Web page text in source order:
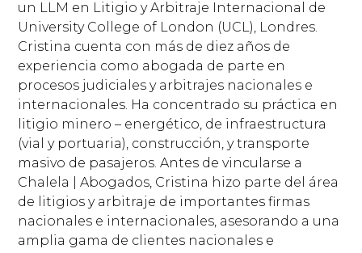
un LLM en Litigio y Arbitraje Internacional de
University College of London (UCL), Londres.
Cristina cuenta con más de diez años de
experiencia como abogada de parte en
procesos judiciales y arbitrajes nacionales e
internacionales. Ha concentrado su práctica en
litigio minero – energético, de infraestructura
(vial y portuaria), construcción, y transporte
masivo de pasajeros. Antes de vincularse a
Chalela | Abogados, Cristina hizo parte del área
de litigios y arbitraje de importantes firmas
nacionales e internacionales, asesorando a una
amplia gama de clientes nacionales e